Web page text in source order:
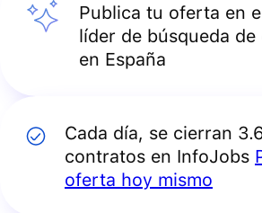
Publica tu oferta en
líder de búsqueda de
en España
Cada día, se cierran
contratos en InfoJobs
oferta hoy mismo